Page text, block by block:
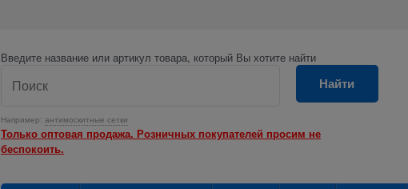
Введите название или артикул товара, который Вы хотите найти
Например: антимоскитные сетки
Найти
Только оптовая продажа. Розничных покупателей просим не
беспокоить.